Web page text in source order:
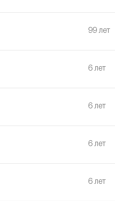
99 лет
6 лет
6 лет
6 лет
6 лет